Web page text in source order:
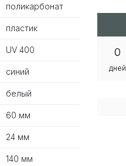
поликарбонат
пластик
UV 400
синий
белый
60 мм
24 мм
140 мм
0
дней